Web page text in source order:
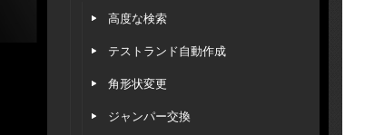
高度な検索
テストランド自動作成
角形状変更
ジャンパー交換